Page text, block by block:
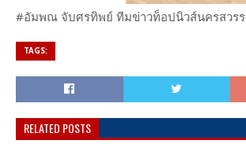
#อัมพณ จับศรทิพย์ ทีมข่าวท็อปนิวส์นครสวร
TAGS:
RELATED POSTS